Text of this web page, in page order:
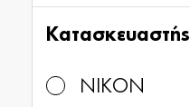
Κατασκευαστής
NIKON